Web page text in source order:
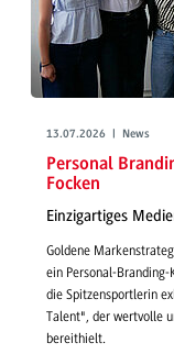
13.07.2026 | News
Personal
Focken
Einzigartiges
Goldene
ein Personal-
die Spitzensportlerin
Talent", der wertvolle
bereithielt.